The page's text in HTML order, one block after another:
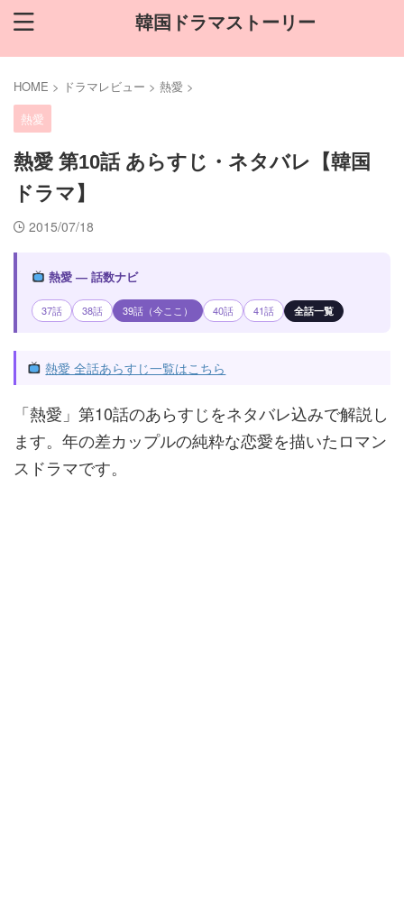
韓国ドラマストーリー
HOME > ドラマレビュー > 熱愛 >
熱愛
熱愛 第10話 あらすじ・ネタバレ【韓国
ドラマ】
2015/07/18
熱愛 — 話数ナビ
37話 38話 39話（今ここ） 40話 41話 全話一覧
熱愛 全話あらすじ一覧はこちら
「熱愛」第10話のあらすじをネタバレ込みで解説し
ます。年の差カップルの純粋な恋愛を描いたロマン
スドラマです。